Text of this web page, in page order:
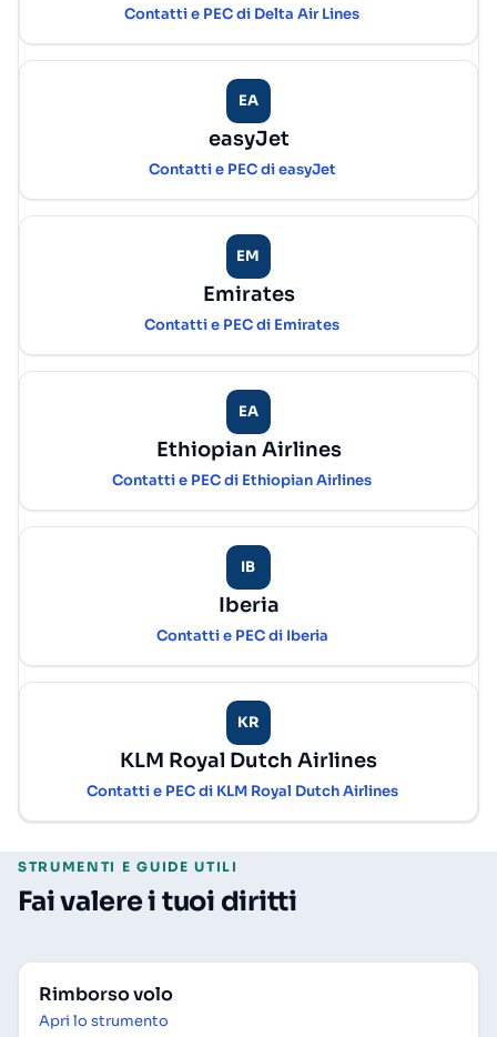
Contatti e PEC di Delta Air Lines
EA
easyJet
Contatti e PEC di easyJet
EM
Emirates
Contatti e PEC di Emirates
EA
Ethiopian Airlines
Contatti e PEC di Ethiopian Airlines
IB
Iberia
Contatti e PEC di Iberia
KR
KLM Royal Dutch Airlines
Contatti e PEC di KLM Royal Dutch Airlines
STRUMENTI E GUIDE UTILI
Fai valere i tuoi diritti
Rimborso volo
Apri lo strumento